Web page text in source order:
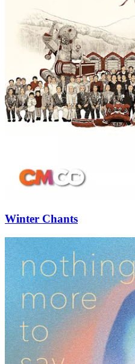
Winter Chants